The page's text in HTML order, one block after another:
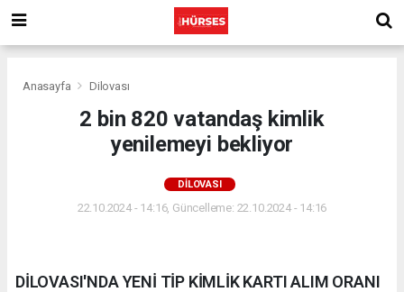
Anasayfa Dilovası
2 bin 820 vatandaş kimlik
yenilemeyi bekliyor
DILOVASI
22.10.2024 - 14:16, Güncelleme: 22.10.2024 - 14:16
DİLOVASI'NDA YENİ TİP KİMLİK KARTI ALIM ORANI